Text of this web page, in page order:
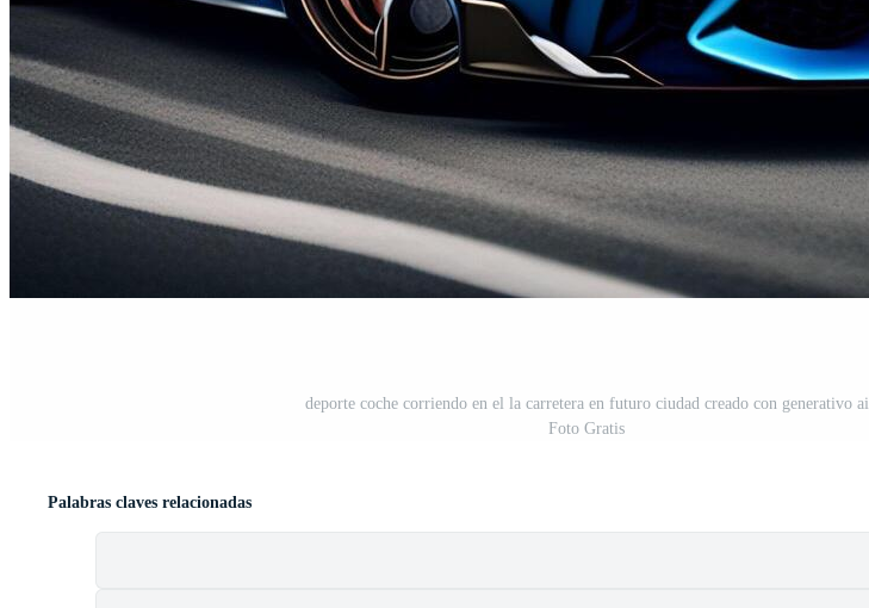
deporte coche corriendo en el la carretera en futuro ciudad creado con generativo ai
Foto Gratis
Palabras claves relacionadas